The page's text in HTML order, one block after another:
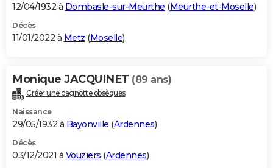
12/04/1932 à Dombasle-sur-Meurthe (Meurthe-et-Moselle)
Décès
11/01/2022 à Metz (Moselle)
Monique JACQUINET (89 ans)
Créer une cagnotte obsèques
Naissance
29/05/1932 à Bayonville (Ardennes)
Décès
03/12/2021 à Vouziers (Ardennes)